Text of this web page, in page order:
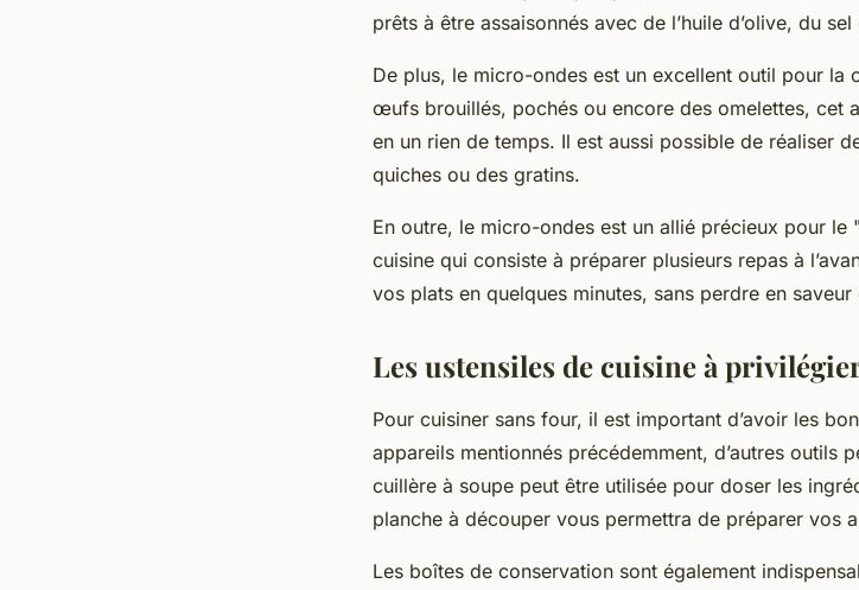
prêts à être assaisonnés avec de l’huile d’olive, du
De plus, le micro-ondes est un excellent outil pour
œufs brouillés, pochés ou encore des omelettes, cet
en un rien de temps. Il est aussi possible de réaliser
quiches ou des gratins.
En outre, le micro-ondes est un allié précieux pour
cuisine qui consiste à préparer plusieurs repas à
vos plats en quelques minutes, sans perdre en saveur
Les ustensiles de cuisine à
Pour cuisiner sans four, il est important d’avoir les
appareils mentionnés précédemment, d’autres outils
cuillère à soupe peut être utilisée pour doser les
planche à découper vous permettra de préparer vos
Les boîtes de conservation sont également